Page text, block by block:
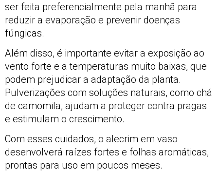
ser feita preferencialmente pela manhã para
reduzir a evaporação e prevenir doenças
fúngicas.
Além disso, é importante evitar a exposição ao
vento forte e a temperaturas muito baixas, que
podem prejudicar a adaptação da planta.
Pulverizações com soluções naturais, como chá
de camomila, ajudam a proteger contra pragas
e estimulam o crescimento.
Com esses cuidados, o alecrim em vaso
desenvolverá raízes fortes e folhas aromáticas,
prontas para uso em poucos meses.